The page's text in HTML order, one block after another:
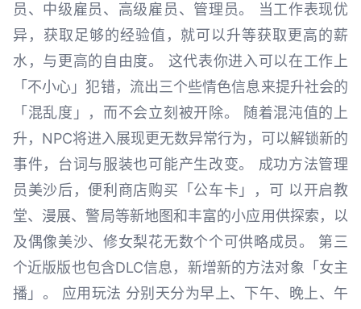
员、中级雇员、高级雇员、管理员。 当工作表现优
异，获取足够的经验值，就可以升等获取更高的薪
水，与更高的自由度。 这代表你进入可以在工作上
「不小心」犯错，流出三个些情色信息来提升社会的
「混乱度」，而不会立刻被开除。 随着混沌值的上
升，NPC将进入展现更无数异常行为，可以解锁新的
事件，台词与服装也可能产生改变。 成功方法管理
员美沙后，便利商店购买「公车卡」，可 以开启教
堂、漫展、警局等新地图和丰富的小应用供探索，以
及偶像美沙、修女梨花无数个个可供略成员。 第三
个近版版也包含DLC信息，新增新的方法对象「女主
播」。 应用玩法 分别天分为早上、下午、晚上、午